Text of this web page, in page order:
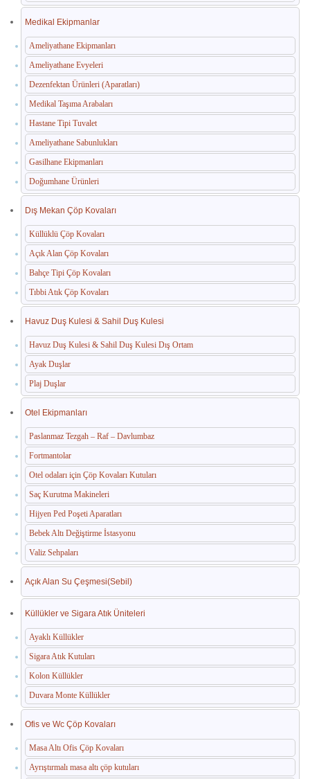
Medikal Ekipmanlar
Ameliyathane Ekipmanları
Ameliyathane Evyeleri
Dezenfektan Ürünleri (Aparatları)
Medikal Taşıma Arabaları
Hastane Tipi Tuvalet
Ameliyathane Sabunlukları
Gasilhane Ekipmanları
Doğumhane Ürünleri
Dış Mekan Çöp Kovaları
Küllüklü Çöp Kovaları
Açık Alan Çöp Kovaları
Bahçe Tipi Çöp Kovaları
Tıbbi Atık Çöp Kovaları
Havuz Duş Kulesi & Sahil Duş Kulesi
Havuz Duş Kulesi & Sahil Duş Kulesi Dış Ortam
Ayak Duşlar
Plaj Duşlar
Otel Ekipmanları
Paslanmaz Tezgah – Raf – Davlumbaz
Fortmantolar
Otel odaları için Çöp Kovaları Kutuları
Saç Kurutma Makineleri
Hijyen Ped Poşeti Aparatları
Bebek Altı Değiştirme İstasyonu
Valiz Sehpaları
Açık Alan Su Çeşmesi(Sebil)
Küllükler ve Sigara Atık Üniteleri
Ayaklı Küllükler
Sigara Atık Kutuları
Kolon Küllükler
Duvara Monte Küllükler
Ofis ve Wc Çöp Kovaları
Masa Altı Ofis Çöp Kovaları
Ayrıştırmalı masa altı çöp kutuları